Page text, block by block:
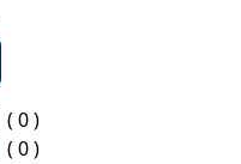
( 0 )
( 0 )